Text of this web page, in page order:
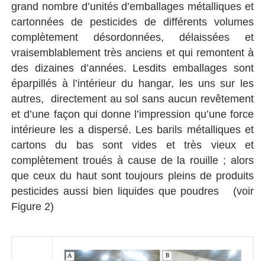
grand nombre d’unités d’emballages métalliques et
cartonnées de pesticides de différents volumes
complètement désordonnées, délaissées et
vraisemblablement très anciens et qui remontent à
des dizaines d’années. Lesdits emballages sont
éparpillés à l’intérieur du hangar, les uns sur les
autres,
directement au sol sans aucun revêtement
et d’une façon qui donne l’impression qu’une force
intérieure les a dispersé. Les barils métalliques et
cartons du bas sont vides et très vieux et
complètement troués à cause de la rouille ; alors
que ceux du haut sont toujours pleins de produits
pesticides aussi bien liquides que poudres
(voir
Figure 2)